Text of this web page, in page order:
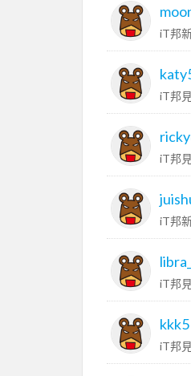
iT邦
iT邦
iT邦
iT邦
libra_
iT邦
iT邦